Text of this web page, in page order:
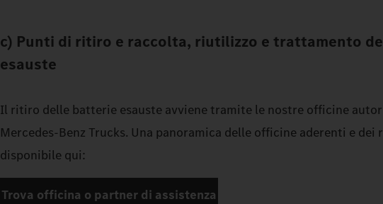
c) Punti di ritiro e raccolta, riutilizzo e trattamento
esauste
Il ritiro delle batterie esauste avviene tramite le nostre officine
Mercedes-Benz Trucks. Una panoramica delle officine aderenti e dei
disponibile qui:
Trova officina o partner di assistenza